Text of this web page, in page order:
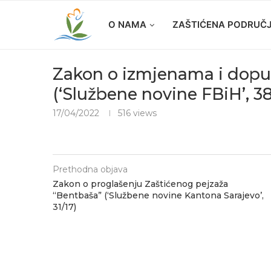
O NAMA ZAŠTIĆENA
Zakon o izmjenama i
(‘Službene novine FBiH’,
17/04/2022 516 views
Prethodna objava
Zakon o proglašenju Zaštićenog pejzaža
“Bentbaša” (‘Službene novine Kantona Sarajevo’,
31/17)